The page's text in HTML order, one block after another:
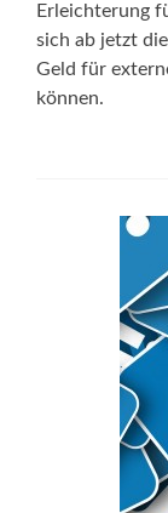
Erleichterung
sich ab jetzt
Geld für
können.